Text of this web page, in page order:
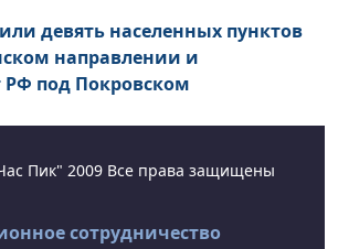
девять населенных пунктов
направлении и
под Покровском
Пик" 2009 Все права защищены
сотрудничество